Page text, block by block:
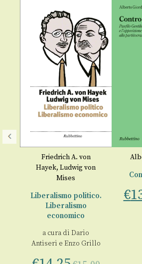
Friedrich A. von
Hayek, Ludwig von
Mises
Liberalismo politico.
Liberalismo
economico
a cura di Dario
Antiseri e Enzo Grillo
€